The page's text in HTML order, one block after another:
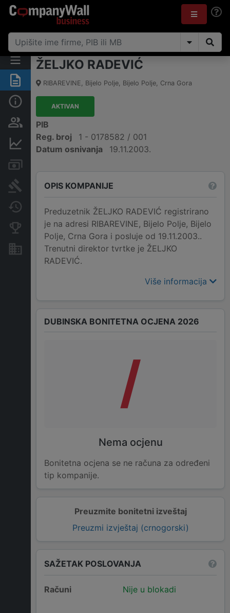
Sažetak
Osobe i vlasništvo
Finansijski podaci
Arhiva sudskih objava
Promjene
Konkurentne kompanije
Nekretnine i imovina
ŽELJKO RADEVIĆ
RIBAREVINE, Bijelo Polje, Bijelo Polje, Crna Gora
AKTIVAN
PIB
Reg. broj
1 - 0178582 / 001
Datum osnivanja
19.11.2003.
OPIS KOMPANIJE
Preduzetnik ŽELJKO RADEVIĆ registrirano
je na adresi RIBAREVINE, Bijelo Polje, Bijelo
Polje, Crna Gora i posluje od 19.11.2003..
Trenutni direktor tvrtke je ŽELJKO
RADEVIĆ.
Više informacija
Preuzmite bonitetni izveštaj
Preuzmi izvještaj (crnogorski)
DUBINSKA BONITETNA OCJENA 2026
/
Nema ocjenu
Bonitetna ocjena se ne računa za određeni
tip kompanije.
SAŽETAK POSLOVANJA
Računi Nije u blokadi